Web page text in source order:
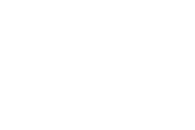
solicite devoluções.